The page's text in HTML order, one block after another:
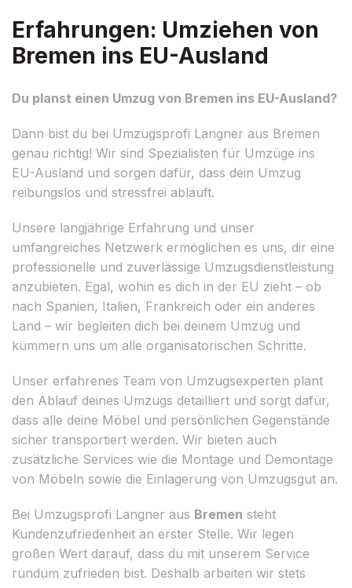
Erfahrungen: Umziehen von
Bremen ins EU-Ausland
Du planst einen Umzug von Bremen ins EU-Ausland?
Dann bist du bei Umzugsprofi Langner aus Bremen
genau richtig! Wir sind Spezialisten für Umzüge ins
EU-Ausland und sorgen dafür, dass dein Umzug
reibungslos und stressfrei abläuft.
Unsere langjährige Erfahrung und unser
umfangreiches Netzwerk ermöglichen es uns, dir eine
professionelle und zuverlässige Umzugsdienstleistung
anzubieten. Egal, wohin es dich in der EU zieht – ob
nach Spanien, Italien, Frankreich oder ein anderes
Land – wir begleiten dich bei deinem Umzug und
kümmern uns um alle organisatorischen Schritte.
Unser erfahrenes Team von Umzugsexperten plant
den Ablauf deines Umzugs detailliert und sorgt dafür,
dass alle deine Möbel und persönlichen Gegenstände
sicher transportiert werden. Wir bieten auch
zusätzliche Services wie die Montage und Demontage
von Möbeln sowie die Einlagerung von Umzugsgut an.
Bei Umzugsprofi Langner aus Bremen steht
Kundenzufriedenheit an erster Stelle. Wir legen
großen Wert darauf, dass du mit unserem Service
rundum zufrieden bist. Deshalb arbeiten wir stets